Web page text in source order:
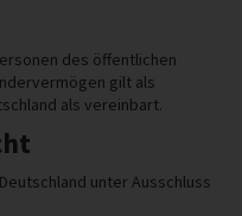
des öffentlichen
gilt als
als vereinbart.
unter Ausschluss